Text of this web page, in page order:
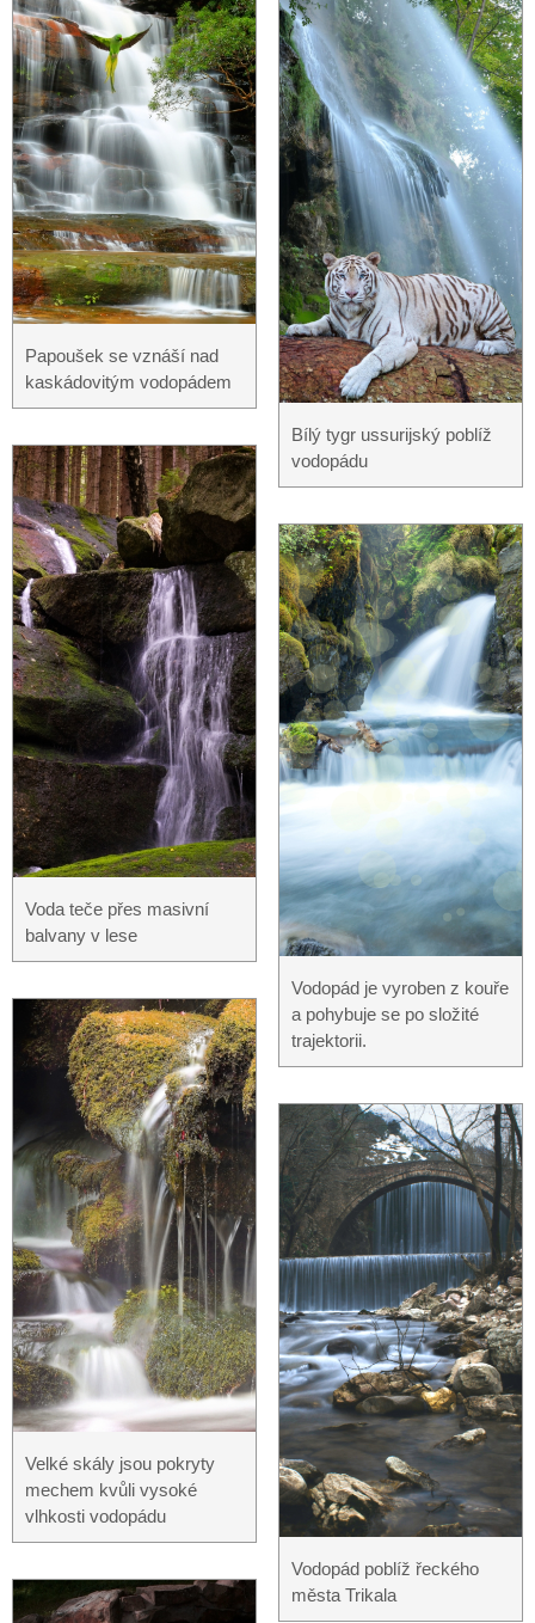
Papoušek se vznáší nad
kaskádovitým vodopádem
Voda teče přes masivní
balvany v lese
Velké skály jsou pokryty
mechem kvůli vysoké
vlhkosti vodopádu
Bílý tygr ussurijský poblíž
vodopádu
Vodopád je vyroben z kouře
a pohybuje se po složité
trajektorii.
Vodopád poblíž řeckého
města Trikala